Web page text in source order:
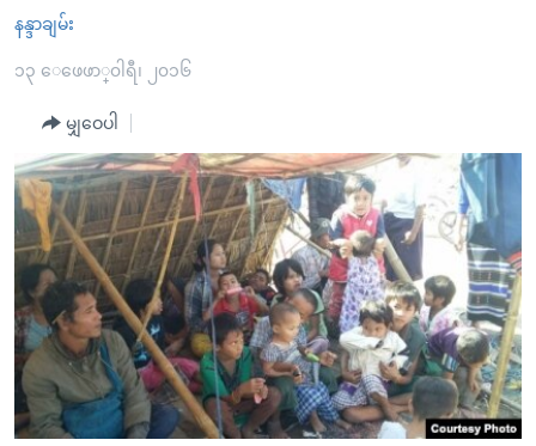
များ
ပင်မ
ကျော်
ကြည့်
ရန်
ပင်မ
အ
ညွန်း
စာမျက်နှာ
ကျော်
နိုင်ငံတကာ
အစ္စရေး-ပါလက်စတိုင်း
ဗွီဒီယို
သတင်းလွတ်လပ်ခွင့်
အင်္ဂလိပ်စာလေ့လာမယ်
အမေရိကန်သုံးအီဒီယံ
မကြေးမုံရဲ့ အင်္ဂလိပ်စာ
ရုပ်ရှင်ထဲက အင်္ဂလိပ်စာ
သုတပဒေသာ အင်္ဂလိပ်စာ
အပတ်စဉ်ကဏ္ဍများ
ရေဒီယို
တီဗွီ
ရေဒီယိုနှင့်ရုပ်သံ အချက်အလက်များ
ရေဒီယို/တီဗွီအစီအစဉ်
Learning English
ဗွီအိုအေ လူမှုကွန်ယက်များ
နန္ဒာချမ်း
၁၃ ေဖေဖာ္၀ါရီ၊ ၂၀၁၆
မျှဝေပါ